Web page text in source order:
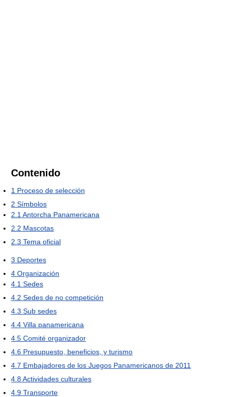
Contenido
1 Proceso de selección
2 Símbolos
2.1 Antorcha Panamericana
2.2 Mascotas
2.3 Tema oficial
3 Deportes
4 Organización
4.1 Sedes
4.2 Sedes de no competición
4.3 Sub sedes
4.4 Villa panamericana
4.5 Comité organizador
4.6 Presupuesto, beneficios, y turismo
4.7 Embajadores de los Juegos Panamericanos de 2011
4.8Actividades culturales
4.9 Transporte